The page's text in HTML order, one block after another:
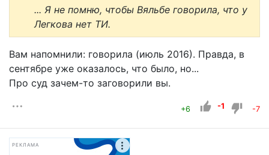
... Я не помню, чтобы Вяльбе говорила, что у
Легкова нет ТИ.
Вам напомнили: говорила (июль 2016). Правда, в
сентябре уже оказалось, что было, но...
Про суд зачем-то заговорили вы.
+6 -1 -7
РЕКЛАМА